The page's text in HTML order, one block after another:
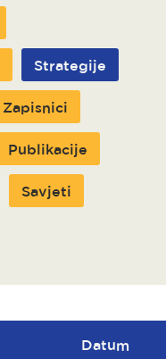
Strategije
Zapisnici
Publikacije
Savjeti
Datum